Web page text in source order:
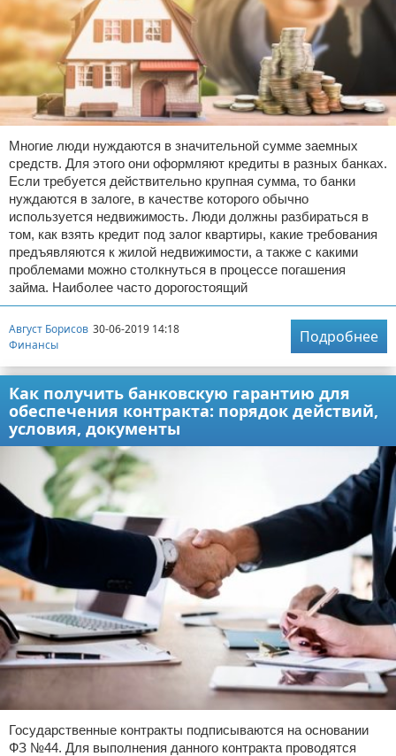
Многие люди нуждаются в значительной сумме заемных
средств. Для этого они оформляют кредиты в разных банках.
Если требуется действительно крупная сумма, то банки
нуждаются в залоге, в качестве которого обычно
используется недвижимость. Люди должны разбираться в
том, как взять кредит под залог квартиры, какие требования
предъявляются к жилой недвижимости, а также с какими
проблемами можно столкнуться в процессе погашения
займа. Наиболее часто дорогостоящий
Август Борисов 30-06-2019 14:18
Финансы
Подробнее
Как получить банковскую гарантию для
обеспечения контракта: порядок действий,
условия, документы
Государственные контракты подписываются на основании
ФЗ №44. Для выполнения данного контракта проводятся